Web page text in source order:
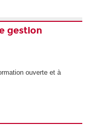
gestion
ouverte et à